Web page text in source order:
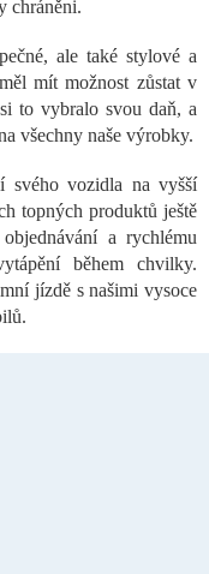
chráněni.
ale také stylové a
mít možnost zůstat v
to vybralo svou daň, a
všechny naše výrobky.
svého vozidla na vyšší
topných produktů ještě
a rychlému
během chvilky.
jízdě s našimi vysoce